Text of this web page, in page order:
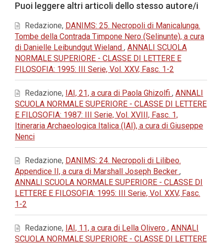
dell'articolo
Puoi leggere altri articoli dello stesso autore/i
Redazione, DANIMS: 25. Necropoli di Manicalunga.
Tombe della Contrada Timpone Nero (Selinunte), a cura
di Danielle Leibundgut Wieland , ANNALI SCUOLA
NORMALE SUPERIORE - CLASSE DI LETTERE E
FILOSOFIA: 1995: III Serie, Vol. XXV, Fasc. 1-2
Redazione, IAI, 21, a cura di Paola Ghizolfi , ANNALI
SCUOLA NORMALE SUPERIORE - CLASSE DI LETTERE
E FILOSOFIA: 1987: III Serie, Vol. XVIII, Fasc. 1,
Itineraria Archaeologica Italica (IAI), a cura di Giuseppe
Nenci
Redazione, DANIMS: 24. Necropoli di Lilibeo.
Appendice II, a cura di Marshall Joseph Becker ,
ANNALI SCUOLA NORMALE SUPERIORE - CLASSE DI
LETTERE E FILOSOFIA: 1995: III Serie, Vol. XXV, Fasc.
1-2
Redazione, IAI, 11, a cura di Lella Olivero , ANNALI
SCUOLA NORMALE SUPERIORE - CLASSE DI LETTERE